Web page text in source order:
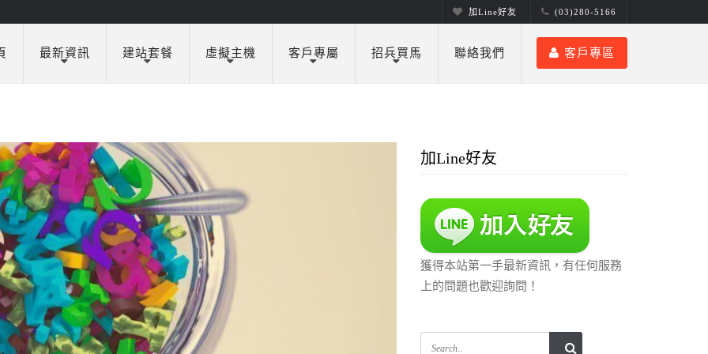
加Line好友 (03)280-5166
最新資訊 建站套餐 虛擬主機 客戶專屬 招兵買馬 聯絡我們 客戶專區
加Line好友
獲得本站第一手最新資訊，有任何服務
上的問題也歡迎詢問！